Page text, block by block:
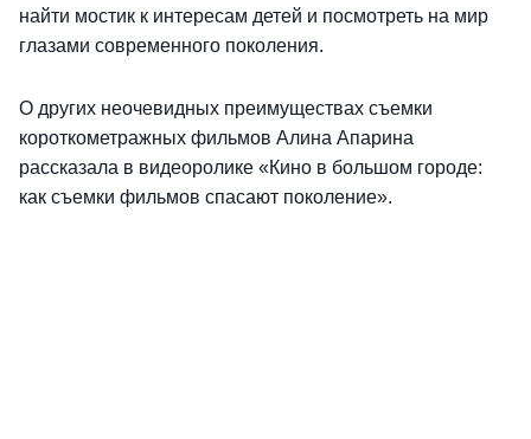
найти мостик к интересам детей и посмотреть на мир
глазами современного поколения.
О других неочевидных преимуществах съемки
короткометражных фильмов Алина Апарина
рассказала в видеоролике «Кино в большом городе:
как съемки фильмов спасают поколение».